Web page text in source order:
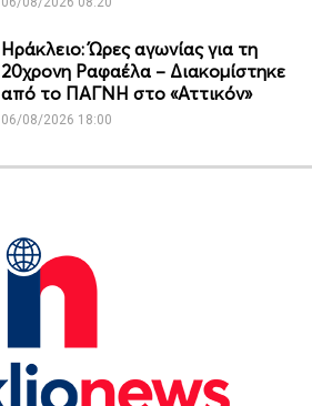
Ηράκλειο: Ώρες αγωνίας για τη
20χρονη Ραφαέλα – Διακομίστηκε
από το ΠΑΓΝΗ στο «Αττικόν»
06/08/2026 18:00